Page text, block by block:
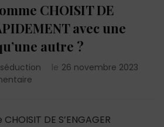
CHOISIT DE
avec une
autre ?
le 26 novembre 2023
homme
DE S’ENGAGER